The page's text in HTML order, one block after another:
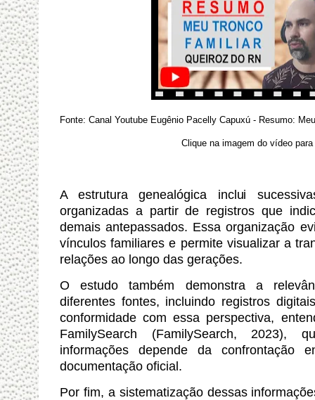
Fonte: Canal Youtube Eugênio Pacelly Capuxú - Resumo:
Clique na imagem do vídeo
A estrutura genealógica inclui
organizadas a partir de registros que
demais antepassados. Essa organização
vínculos familiares e permite visualizar a
relações ao longo das gerações.
O estudo também demonstra a
diferentes fontes, incluindo registros
conformidade com essa perspectiva,
FamilySearch (FamilySearch, 2023),
informações depende da confrontação
documentação oficial.
Por fim, a sistematização dessas